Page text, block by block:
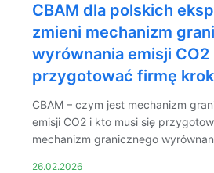
CBAM dla polskich
zmieni mechanizm
wyrównania emisji CO2
przygotować firmę
CBAM – czym jest mechanizm
emisji CO2 i kto musi się
mechanizm granicznego
26.02.2026